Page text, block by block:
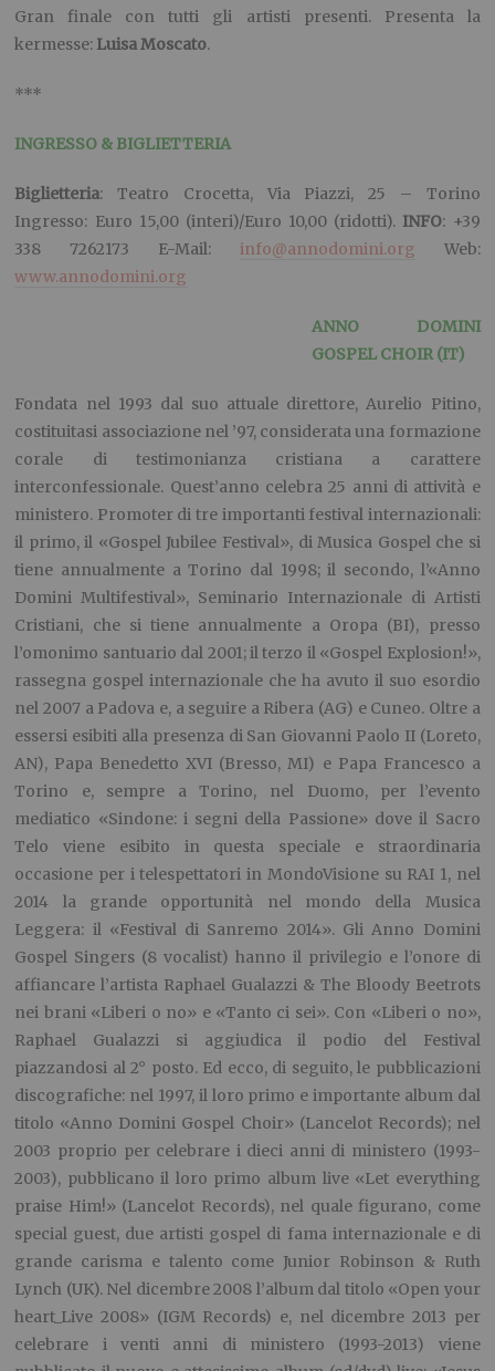
Gran finale con tutti gli artisti presenti. Presenta la
kermesse: Luisa Moscato.
***
INGRESSO & BIGLIETTERIA
Biglietteria: Teatro Crocetta, Via Piazzi, 25 – Torino
Ingresso: Euro 15,00 (interi)/Euro 10,00 (ridotti). INFO: +39
338 7262173 E-Mail: info@annodomini.org Web:
www.annodomini.org
ANNO DOMINI
GOSPEL CHOIR (IT)
Fondata nel 1993 dal suo attuale direttore, Aurelio Pitino,
costituitasi associazione nel ’97, considerata una formazione
corale di testimonianza cristiana a carattere
interconfessionale. Quest’anno celebra 25 anni di attività e
ministero. Promoter di tre importanti festival internazionali:
il primo, il «Gospel Jubilee Festival», di Musica Gospel che si
tiene annualmente a Torino dal 1998; il secondo, l’«Anno
Domini Multifestival», Seminario Internazionale di Artisti
Cristiani, che si tiene annualmente a Oropa (BI), presso
l’omonimo santuario dal 2001; il terzo il «Gospel Explosion!»,
rassegna gospel internazionale che ha avuto il suo esordio
nel 2007 a Padova e, a seguire a Ribera (AG) e Cuneo. Oltre a
essersi esibiti alla presenza di San Giovanni Paolo II (Loreto,
AN), Papa Benedetto XVI (Bresso, MI) e Papa Francesco a
Torino e, sempre a Torino, nel Duomo, per l’evento
mediatico «Sindone: i segni della Passione» dove il Sacro
Telo viene esibito in questa speciale e straordinaria
occasione per i telespettatori in MondoVisione su RAI 1, nel
2014 la grande opportunità nel mondo della Musica
Leggera: il «Festival di Sanremo 2014». Gli Anno Domini
Gospel Singers (8 vocalist) hanno il privilegio e l’onore di
affiancare l’artista Raphael Gualazzi & The Bloody Beetrots
nei brani «Liberi o no» e «Tanto ci sei». Con «Liberi o no»,
Raphael Gualazzi si aggiudica il podio del Festival
piazzandosi al 2° posto. Ed ecco, di seguito, le pubblicazioni
discografiche: nel 1997, il loro primo e importante album dal
titolo «Anno Domini Gospel Choir» (Lancelot Records); nel
2003 proprio per celebrare i dieci anni di ministero (1993-
2003), pubblicano il loro primo album live «Let everything
praise Him!» (Lancelot Records), nel quale figurano, come
special guest, due artisti gospel di fama internazionale e di
grande carisma e talento come Junior Robinson & Ruth
Lynch (UK). Nel dicembre 2008 l’album dal titolo «Open your
heart_Live 2008» (IGM Records) e, nel dicembre 2013 per
celebrare i venti anni di ministero (1993-2013) viene